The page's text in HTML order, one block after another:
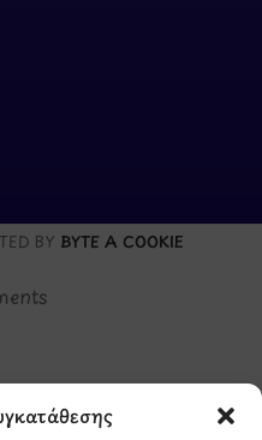
BY BYTE A COOKIE